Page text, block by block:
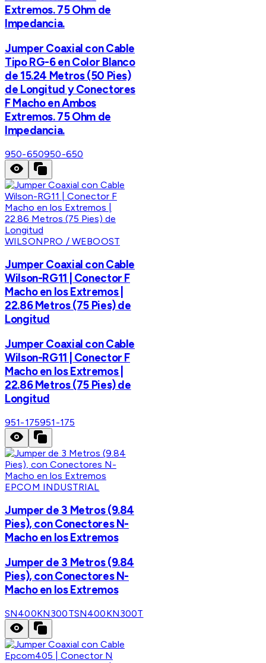
Extremos. 75 Ohm de
Impedancia.
Jumper Coaxial con Cable
Tipo RG-6 en Color Blanco
de 15.24 Metros (50 Pies)
de Longitud y Conectores
F Macho en Ambos
Extremos. 75 Ohm de
Impedancia.
950-650950-650
WILSONPRO / WEBOOST
Jumper Coaxial con Cable
Wilson-RG11 | Conector F
Macho en los Extremos |
22.86 Metros (75 Pies) de
Longitud
Jumper Coaxial con Cable
Wilson-RG11 | Conector F
Macho en los Extremos |
22.86 Metros (75 Pies) de
Longitud
951-175951-175
EPCOM INDUSTRIAL
Jumper de 3 Metros (9.84
Pies), con Conectores N-
Macho en los Extremos
Jumper de 3 Metros (9.84
Pies), con Conectores N-
Macho en los Extremos
SN400KN300TSN400KN300T